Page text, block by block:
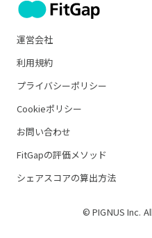
運営会社
利用規約
プライバシーポリシー
Cookieポリシー
お問い合わせ
FitGapの評価メソッド
シェアスコアの算出方法
© PIGNUS Inc.